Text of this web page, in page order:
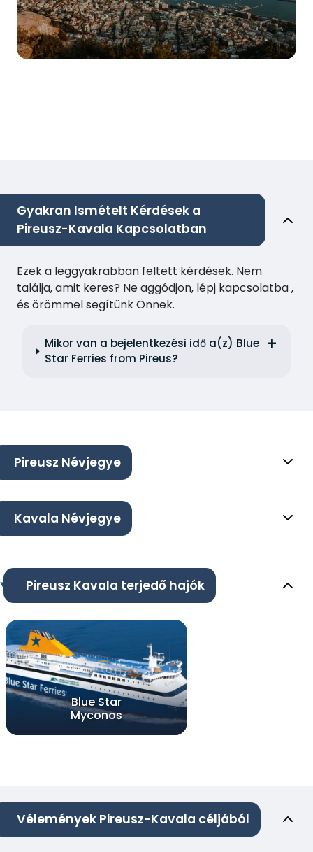
Gyakran Ismételt Kérdések a
Pireusz-Kavala Kapcsolatban
Ezek a leggyakrabban feltett kérdések. Nem
találja, amit keres? Ne aggódjon, lépj kapcsolatba ,
és örömmel segítünk Önnek.
Mikor van a bejelentkezési idő a(z) Blue
Star Ferries from Pireus?
Pireusz Névjegye
Kavala Névjegye
Pireusz Kavala terjedő hajók
Blue Star
Myconos
Vélemények Pireusz-Kavala céljából